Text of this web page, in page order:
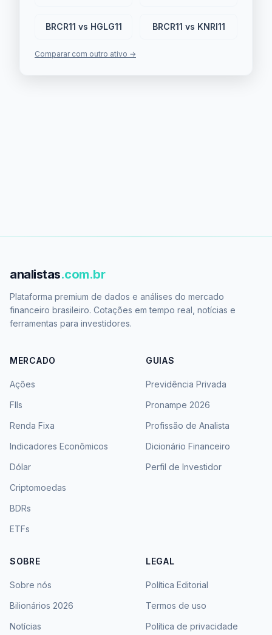
BRCR11 vs HGLG11 BRCR11 vs KNRI11
Comparar com outro ativo →
analistas.com.br
Plataforma premium de dados e análises do mercado
financeiro brasileiro. Cotações em tempo real, notícias e
ferramentas para investidores.
MERCADO
Ações
FIIs
Renda Fixa
Indicadores Econômicos
Dólar
Criptomoedas
BDRs
ETFs
GUIAS
Previdência Privada
Pronampe 2026
Profissão de Analista
Dicionário Financeiro
Perfil de Investidor
SOBRE
Sobre nós
Bilionários 2026
Notícias
LEGAL
Política Editorial
Termos de uso
Política de privacidade